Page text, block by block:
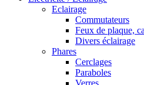
Eclairage
Commutateurs
Feux de plaque,
Divers éclairage
Phares
Cerclages
Paraboles